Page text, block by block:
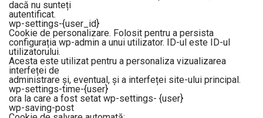
dacă nu sunteți
autentificat.
wp-settings-{user_id}
Cookie de personalizare. Folosit pentru a persista
configurația wp-admin a unui utilizator. ID-ul este ID-ul
utilizatorului.
Acesta este utilizat pentru a personaliza vizualizarea
interfeței de
administrare și, eventual, și a interfeței site-ului principal.
wp-settings-time-{user}
ora la care a fost setat wp-settings- {user}
wp-saving-post